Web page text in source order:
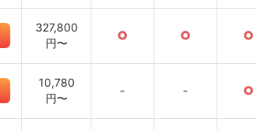
327,800
円〜
○ ○ ○
10,780
円〜
- - ○